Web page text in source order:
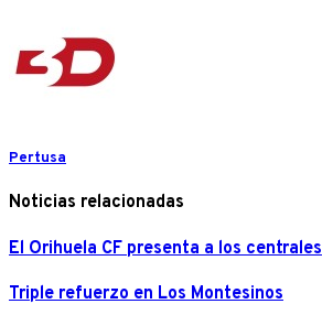
Pertusa
Noticias relacionadas
El Orihuela CF presenta a los centrales
Triple refuerzo en Los Montesinos